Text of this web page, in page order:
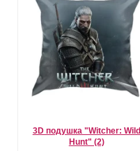
3D подушка "Witcher: Wild
Hunt" (2)